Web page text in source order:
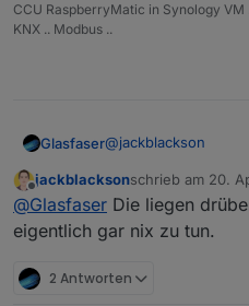
CCU RaspberryMatic in Synology
KNX .. Modbus ..
Glasfaser@jackblackson
die mal rausholen ...
Offline
jackblacksonschrieb am 20.
zuletzt editiert
@Glasfaser Die liegen
eigentlich gar nix zu tun.
2 Antworten